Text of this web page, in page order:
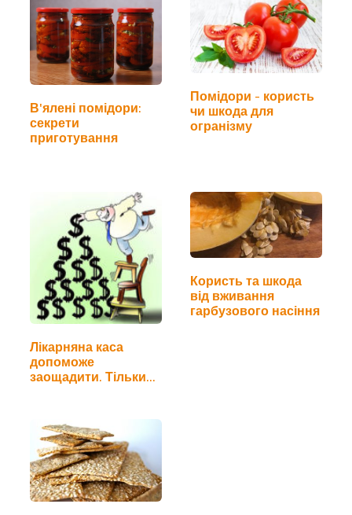
В'ялені помідори:
секрети
приготування
Помідори - користь
чи шкода для
огранізму
Лікарняна каса
допоможе
заощадити. Тільки
Користь та шкода
від вживання
гарбузового насіння